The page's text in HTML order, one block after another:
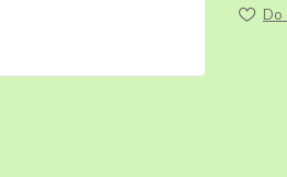
Do